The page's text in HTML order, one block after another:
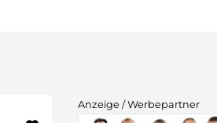
Anzeige / Werbepartner